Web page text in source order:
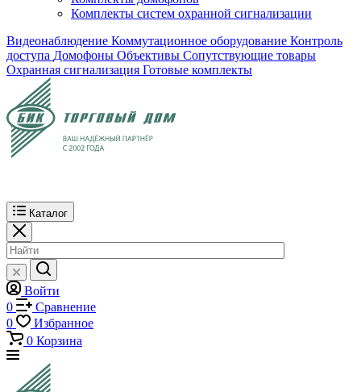
Комплекты систем охранной сигнализации
Видеонаблюдение Коммутационное оборудование Контроль
доступа Домофоны Объективы Сопутствующие товары
Охранная сигнализация Готовые комплекты
Каталог
Войти
0
Сравнение
0
Избранное
0 Корзина